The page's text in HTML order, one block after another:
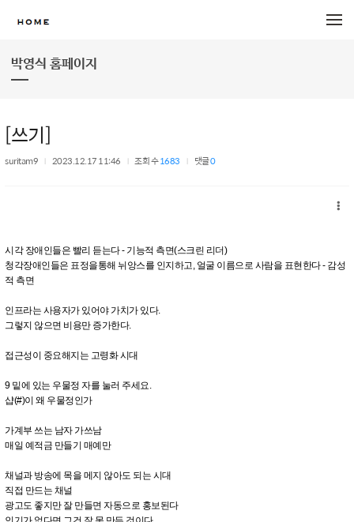
박영식 홈페이지
[쓰기]
suritam9 2023.12.17 11:46 조회 수1683 댓글0
시각 장애인들은 빨리 듣는다 - 기능적 측면(스크린 리더)
청각장애인들은 표정을통해 뉘앙스를 인지하고, 얼굴 이름으로 사람을 표현한다 - 감성
적 측면
인프라는 사용자가 있어야 가치가 있다.
그렇지 않으면 비용만 증가한다.
접근성이 중요해지는 고령화 시대
9 밑에 있는 우물정 자를 눌러 주세요.
샵(#)이 왜 우물정인가
가계부 쓰는 남자 가쓰남
매일 예적금 만들기 매예만
채널과 방송에 목을 메지 않아도 되는 시대
직접 만드는 채널
광고도 좋지만 잘 만들면 자동으로 홍보된다